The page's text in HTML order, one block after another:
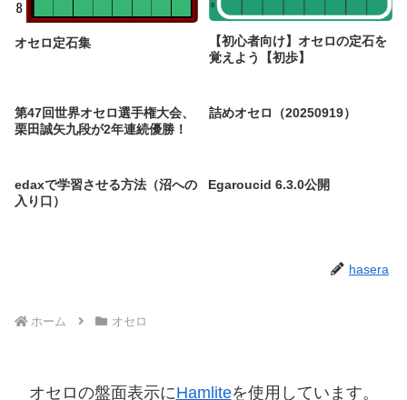
オセロ定石集
【初心者向け】オセロの定石を
覚えよう【初歩】
第47回世界オセロ選手権大会、
栗田誠矢九段が2年連続優勝！
詰めオセロ（20250919）
edaxで学習させる方法（沼への
入り口）
Egaroucid 6.3.0公開
hasera
ホーム オセロ
オセロの盤面表示にHamliteを使用しています。